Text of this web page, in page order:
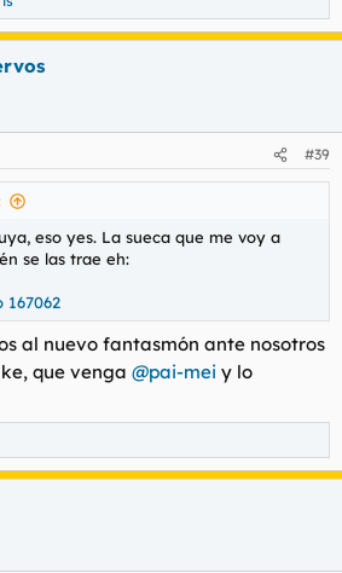
#39
eso yes. La sueca que me voy a
se las trae eh:
167062
al nuevo fantasmón ante nosotros
que venga @pai-mei y lo